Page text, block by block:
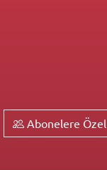
Abonelere Özel